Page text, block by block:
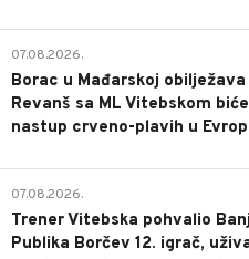
07.08.2026.
Borac u Mađarskoj
Revanš sa ML Vitebskom
nastup crveno-plavih u
07.08.2026.
Trener Vitebska pohvalio
Publika Borčev 12. igrač,